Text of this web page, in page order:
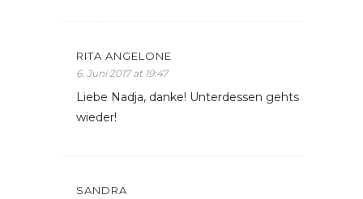
RITA ANGELONE
6. Juni 2017 at 19:47
Liebe Nadja, danke! Unterdessen gehts
wieder!
SANDRA